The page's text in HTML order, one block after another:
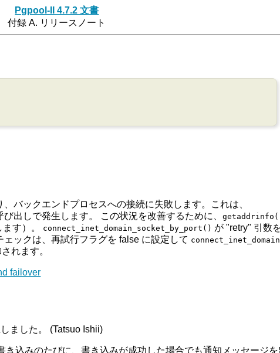
Pgpool-II 4.7.2 文書
付録 A. リリースノート
バックエンドプロセスへの接続に失敗します。これは、
び出しで発生します。 この状況を改善するために、
す）。
connect_inet_domain_socket_by_port() が "retry" 引数
ックは、再試行フラグを false に設定して
れます。
failover
ました。 (Tatsuo Ishii)
き込みのたびに、書き込みが成功した場合でも通知メッセージ